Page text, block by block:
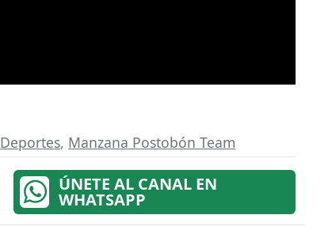
Deportes, Manzana Postobón Team
ÚNETE AL CANAL EN
WHATSAPP